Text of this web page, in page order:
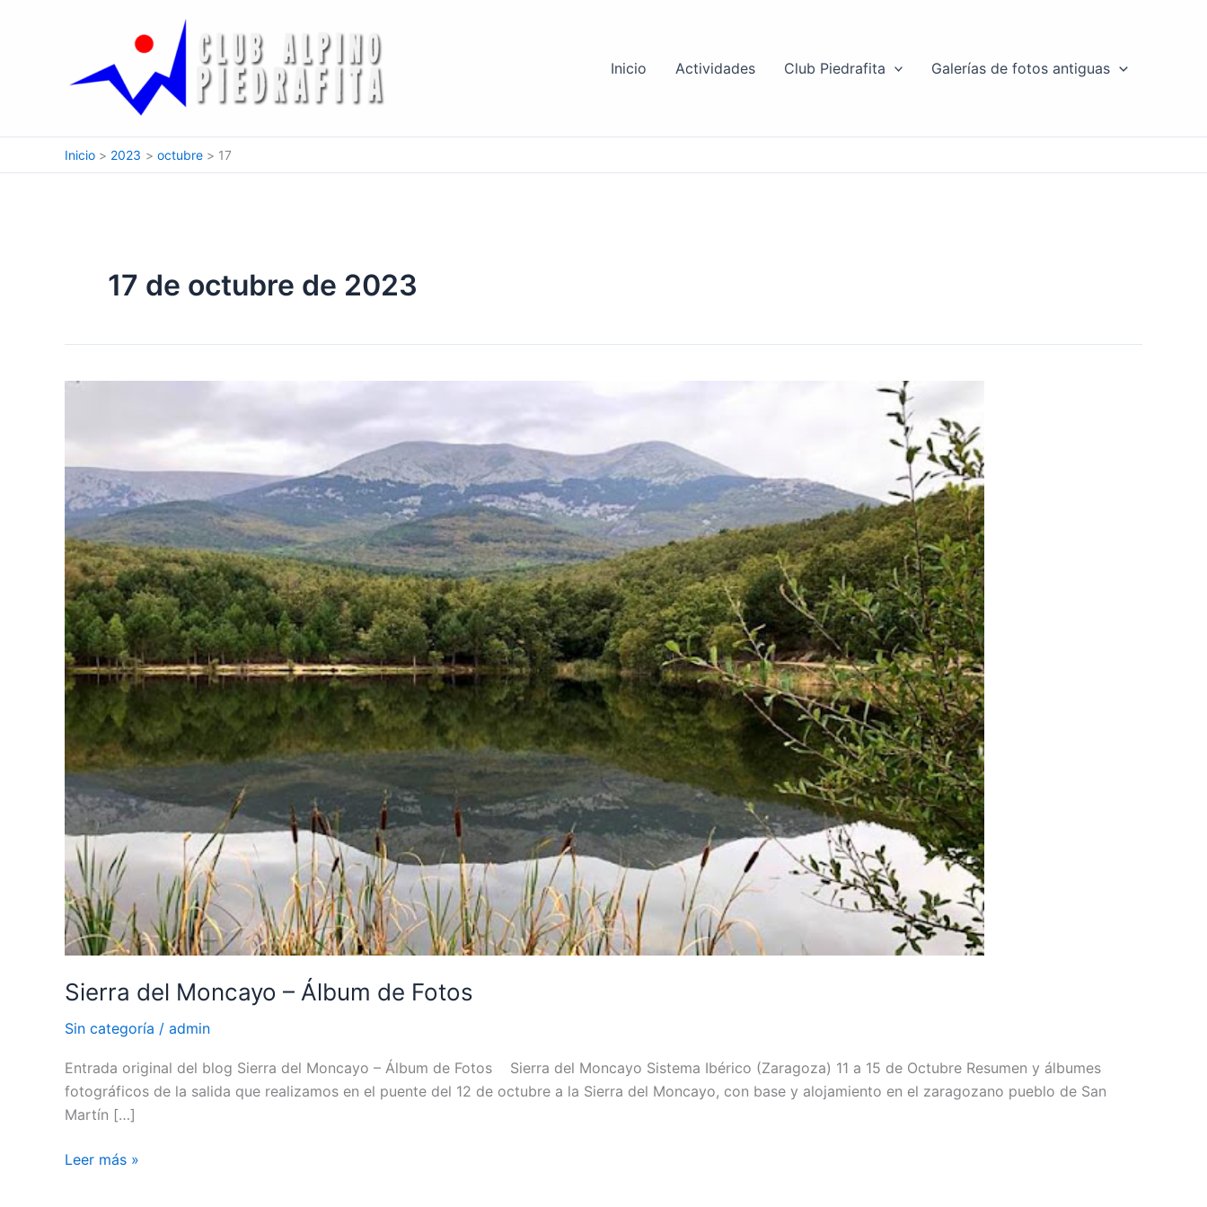
Inicio Actividades Club Piedrafita Galerías de fotos antiguas
Inicio 2023 octubre 17
17 de octubre de 2023
Sierra del Moncayo – Álbum de Fotos
Sin categoría / admin
Entrada original del blog Sierra del Moncayo – Álbum de Fotos Sierra del Moncayo Sistema Ibérico (Zaragoza) 11 a 15 de Octubre Resumen y álbumes
fotográficos de la salida que realizamos en el puente del 12 de octubre a la Sierra del Moncayo, con base y alojamiento en el zaragozano pueblo de San
Martín […]
Sierra
Leer más »